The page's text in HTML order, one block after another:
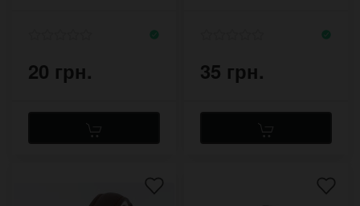
20 грн. 35 грн.